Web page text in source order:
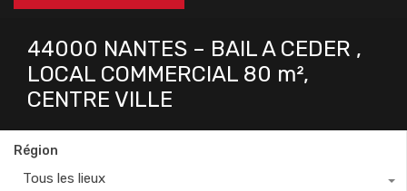
44000 NANTES – BAIL A CEDER ,
LOCAL COMMERCIAL 80 m²,
CENTRE VILLE
Région
Tous les lieux